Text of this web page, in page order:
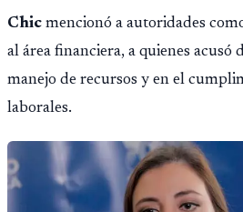
Chic mencionó a autoridades
al área financiera, a quienes acusó
manejo de recursos y en el
laborales.